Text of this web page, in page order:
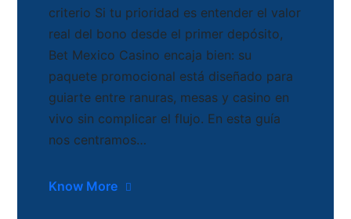
criterio Si tu prioridad es entender el valor
real del bono desde el primer depósito,
Bet Mexico Casino encaja bien: su
paquete promocional está diseñado para
guiarte entre ranuras, mesas y casino en
vivo sin complicar el flujo. En esta guía
nos centramos…
Know More